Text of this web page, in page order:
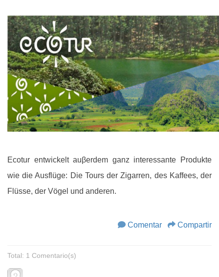
Ecotur entwickelt auβerdem ganz interessante Produkte
wie die Ausflüge: Die Tours der Zigarren, des Kaffees, der
Flüsse, der Vögel und anderen.
Comentar Compartir
Total: 1 Comentario(s)